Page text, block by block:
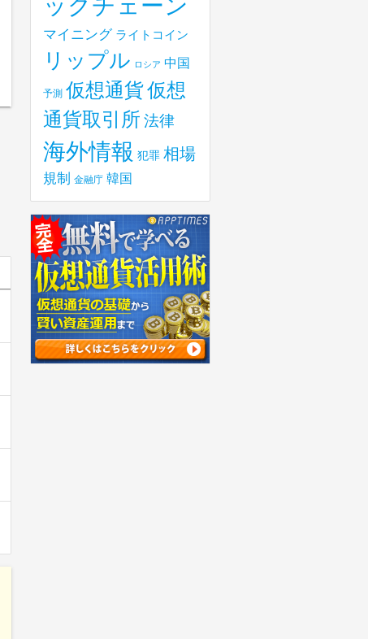
ックチェーン
マイニング ライトコイン
リップル ロシア 中国
予測 仮想通貨仮想
通貨取引所 法律
海外情報 犯罪 相場
規制 金融庁 韓国